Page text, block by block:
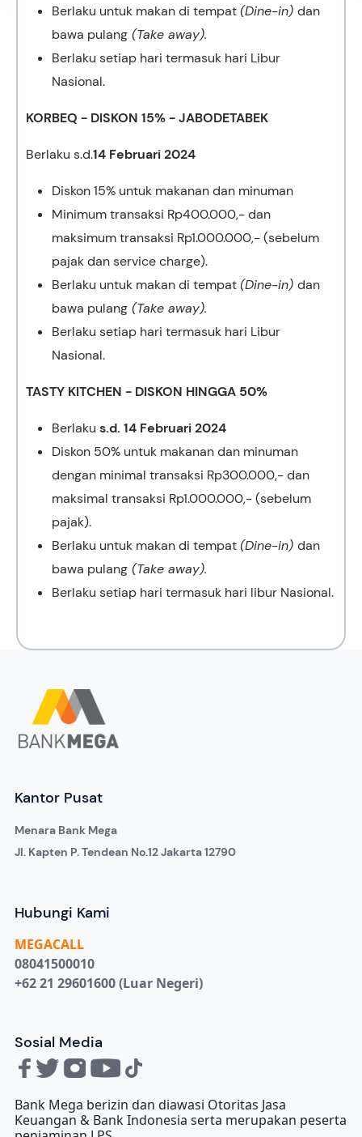
Berlaku untuk makan di tempat(Dine-in) dan
bawa pulang (Take away).
Berlaku setiap hari termasuk hari Libur
Nasional.
KORBEQ - DISKON 15% - JABODETABEK
Berlaku s.d.14 Februari 2024
Diskon 15% untuk makanan dan minuman
Minimum transaksi Rp400.000,- dan
maksimum transaksi Rp1.000.000,- (sebelum
pajak dan service charge).
Berlaku untuk makan di tempat(Dine-in) dan
bawa pulang (Take away).
Berlaku setiap hari termasuk hari Libur
Nasional.
TASTY KITCHEN - DISKON HINGGA 50%
Berlaku s.d. 14 Februari 2024
Diskon 50% untuk makanan dan minuman
dengan minimal transaksi Rp300.000,- dan
maksimal transaksi Rp1.000.000,- (sebelum
pajak).
Berlaku untuk makan di tempat(Dine-in) dan
bawa pulang (Take away).
Berlaku setiap hari termasuk hari libur Nasional.
Kantor Pusat
Menara Bank Mega
Jl. Kapten P. Tendean No.12 Jakarta 12790
Hubungi Kami
MEGACALL
08041500010
+62 21 29601600 (Luar Negeri)
Sosial Media
Bank Mega berizin dan diawasi Otoritas Jasa
Keuangan & Bank Indonesia serta merupakan peserta